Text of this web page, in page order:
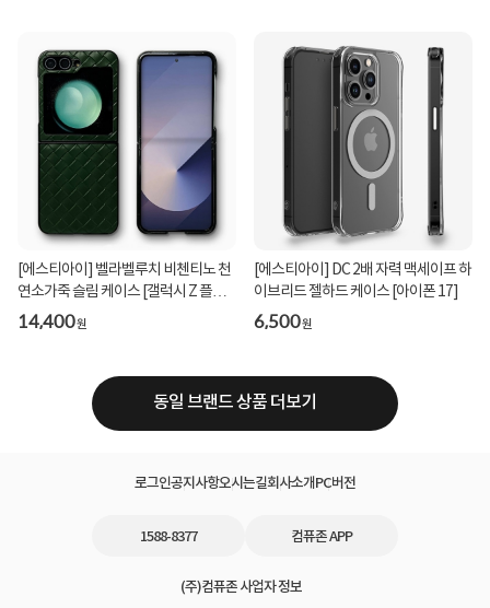
[에스티아이] 벨라벨루치 비첸티노 천
연소가죽 슬림 케이스 [갤럭시 Z 플립5
(F731)]
14,400원
[에스티아이] DC 2배 자력 맥세이프 하
이브리드 젤하드 케이스 [아이폰 17]
6,500원
동일 브랜드 상품 더보기
로그인공지사항오시는길회사소개PC버전
1588-8377 컴퓨존 APP
(주)컴퓨존 사업자 정보